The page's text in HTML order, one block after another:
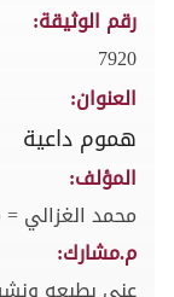
رقم الوثيقة:
7920
العنوان:
هموم داعية
المؤلف:
محمد الغزالي
م.مشارك: